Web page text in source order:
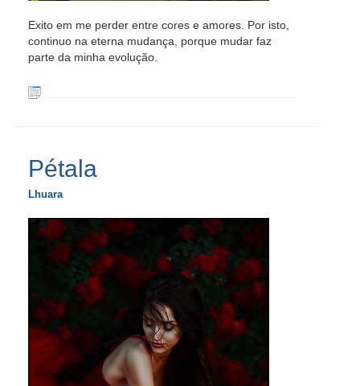
Exito em me perder entre cores e amores. Por isto,
continuo na eterna mudança, porque mudar faz
parte da minha evolução.
Pétala
Lhuara